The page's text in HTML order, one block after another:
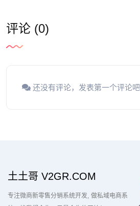
评论 (0)
还没有评论，发表第一个评论吧
土土哥 V2GR.COM
专注微商新零售分销系统开发 做私域电商系